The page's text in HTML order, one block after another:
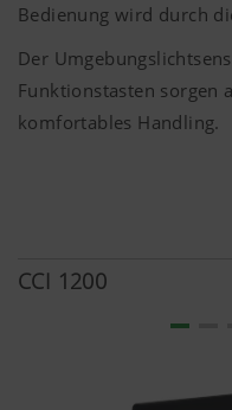
Bedienung wird durch
Der
Funktionstasten sorgen
komfortables Handling.
CCI 1200